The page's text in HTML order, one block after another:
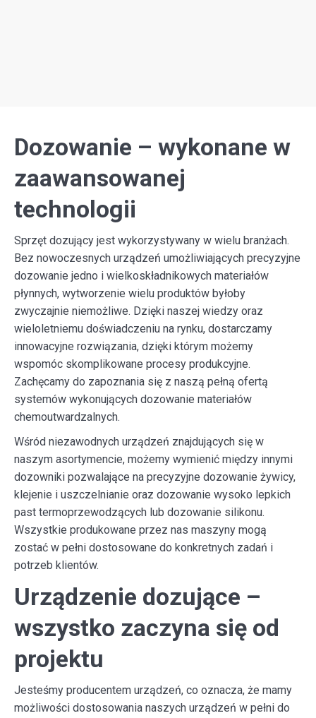
Dozowanie – wykonane w
zaawansowanej
technologii
Sprzęt dozujący jest wykorzystywany w wielu branżach.
Bez nowoczesnych urządzeń umożliwiających precyzyjne
dozowanie jedno i wielkoskładnikowych materiałów
płynnych, wytworzenie wielu produktów byłoby
zwyczajnie niemożliwe. Dzięki naszej wiedzy oraz
wieloletniemu doświadczeniu na rynku, dostarczamy
innowacyjne rozwiązania, dzięki którym możemy
wspomóc skomplikowane procesy produkcyjne.
Zachęcamy do zapoznania się z naszą pełną ofertą
systemów wykonujących dozowanie materiałów
chemoutwardzalnych.
Wśród niezawodnych urządzeń znajdujących się w
naszym asortymencie, możemy wymienić między innymi
dozowniki pozwalające na precyzyjne dozowanie żywicy,
klejenie i uszczelnianie oraz dozowanie wysoko lepkich
past termoprzewodzących lub dozowanie silikonu.
Wszystkie produkowane przez nas maszyny mogą
zostać w pełni dostosowane do konkretnych zadań i
potrzeb klientów.
Urządzenie dozujące –
wszystko zaczyna się od
projektu
Jesteśmy producentem urządzeń, co oznacza, że mamy
możliwości dostosowania naszych urządzeń w pełni do